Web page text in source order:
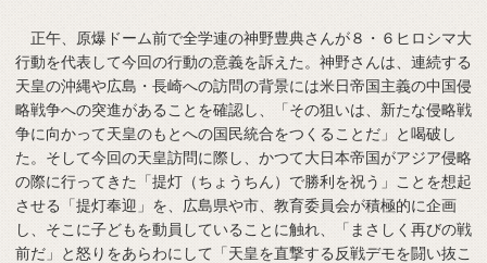
正午、原爆ドーム前で全学連の神野豊典さんが８・６ヒロシマ大
行動を代表して今回の行動の意義を訴えた。神野さんは、連続する
天皇の沖縄や広島・長崎への訪問の背景には米日帝国主義の中国侵
略戦争への突進があることを確認し、「その狙いは、新たな侵略戦
争に向かって天皇のもとへの国民統合をつくることだ」と喝破し
た。そして今回の天皇訪問に際し、かつて大日本帝国がアジア侵略
の際に行ってきた「提灯（ちょうちん）で勝利を祝う」ことを想起
させる「提灯奉迎」を、広島県や市、教育委員会が積極的に企画
し、そこに子どもを動員していることに触れ、「まさしく再びの戦
前だ」と怒りをあらわにして「天皇を直撃する反戦デモを闘い抜こ